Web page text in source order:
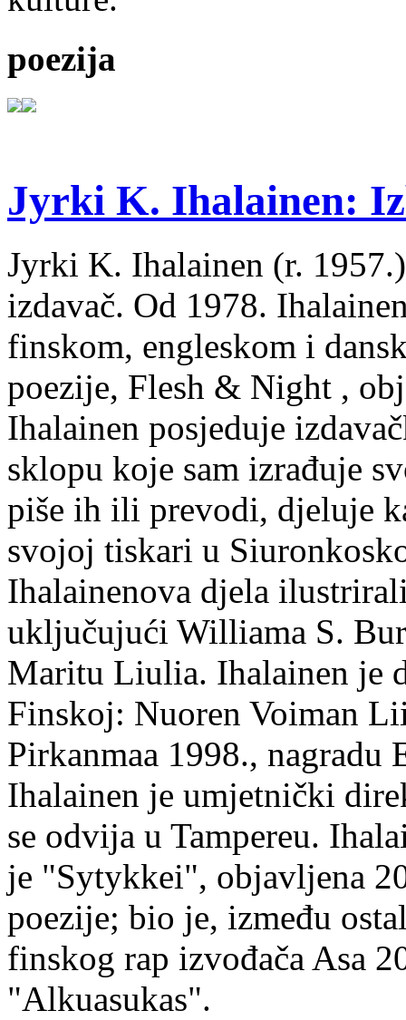
poezija
Jyrki K. Ihalainen:
Jyrki K. Ihalainen (r.
izdavač. Od 1978.
finskom, engleskom i
poezije, Flesh & Night ,
Ihalainen posjeduje
sklopu koje sam izrađuje
piše ih ili prevodi, djeluje
svojoj tiskari u
Ihalainenova djela
uključujući Williama S.
Maritu Liulia. Ihalainen je
Finskoj: Nuoren Voiman
Pirkanmaa 1998.,
Ihalainen je umjetnički
se odvija u Tampereu.
je "Sytykkei", objavljena
poezije; bio je, između
finskog rap izvođača Asa
"Alkuasukas".